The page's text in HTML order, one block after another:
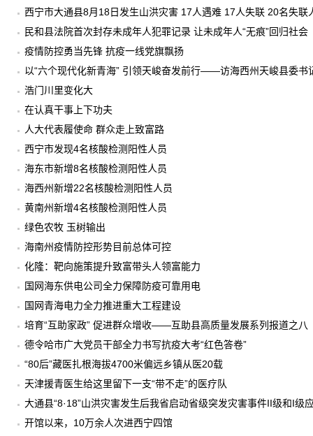
西宁市大通县8月18日发生山洪灾害 17人遇难 17人失联 20名失联
民和县法院首次封存未成年人犯罪记录 让未成年人“无痕”回归社会
疫情防控勇当先锋 抗疫一线党旗飘扬
以“六个现代化新青海” 引领天峻奋发前行——访海西州天峻县委书
浩门川里变化大
在认真干事上下功夫
人大代表履使命 群众走上致富路
西宁市发现4名核酸检测阳性人员
海东市新增8名核酸检测阳性人员
海西州新增22名核酸检测阳性人员
黄南州新增4名核酸检测阳性人员
绿色农牧 玉树输出
海南州疫情防控形势目前总体可控
化隆：靶向施策提升致富带头人领富能力
国网海东供电公司全力保障防疫可靠用电
国网青海电力全力推进重大工程建设
培育“互助家政” 促进群众增收——互助县高质量发展系列报道之八
德令哈市广大党员干部全力书写抗疫大考“红色答卷”
“80后”藏医扎根海拔4700米偏远乡镇从医20载
天津援青医生给这里留下一支“带不走”的医疗队
大通县“8·18”山洪灾害发生后我省启动省级突发灾害事件II级和I级
开馆以来，10万余人次进西宁四馆